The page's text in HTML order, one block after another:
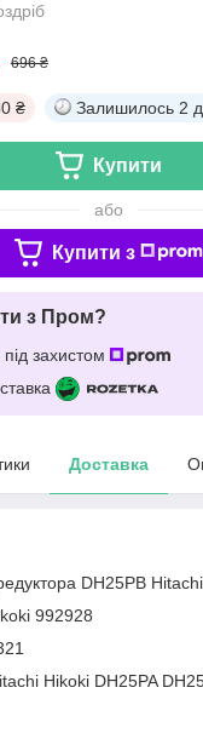
696 ₴
₴ Залишилось 2
Купити
або
Купити з
з Пром?
захистом
Доставка
DH25PB
992928
Hikoki DH25PA